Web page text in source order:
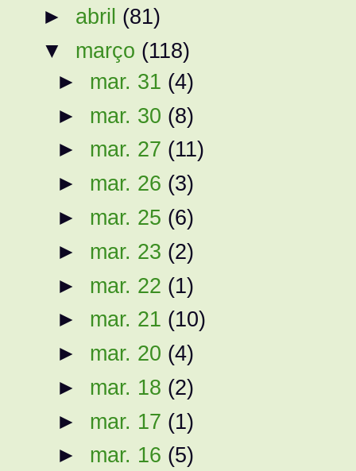
► abril (81)
▼ março (118)
► mar. 31 (4)
► mar. 30 (8)
► mar. 27 (11)
► mar. 26 (3)
► mar. 25 (6)
► mar. 23 (2)
► mar. 22 (1)
► mar. 21 (10)
► mar. 20 (4)
► mar. 18 (2)
► mar. 17 (1)
► mar. 16 (5)